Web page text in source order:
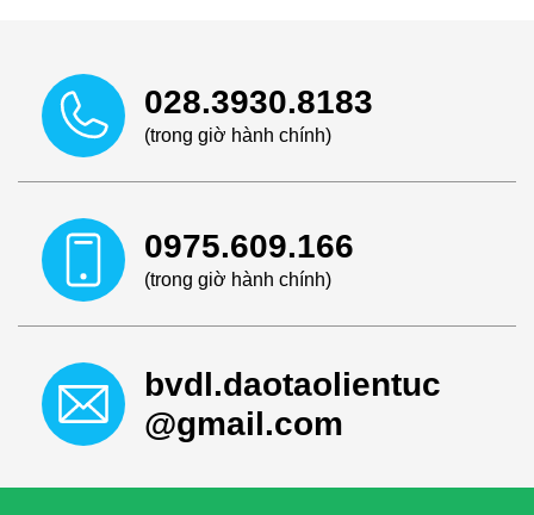
028.3930.8183
(trong giờ hành chính)
0975.609.166
(trong giờ hành chính)
bvdl.daotaolientuc
@gmail.com